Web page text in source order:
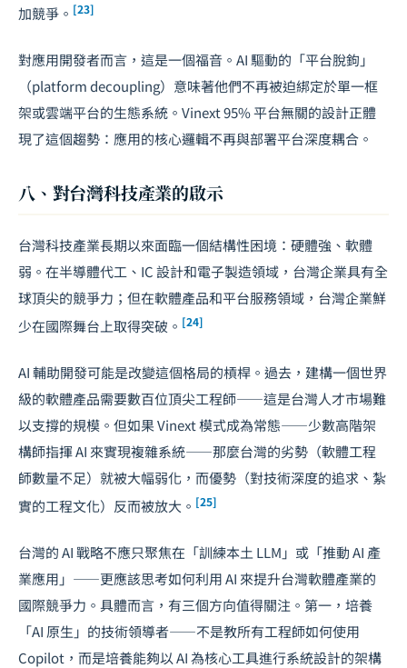
加競爭。 [23]
對應用開發者而言，這是一個福音。AI 驅動的「平台脫鉤」
（platform decoupling）意味著他們不再被迫綁定於單一框
架或雲端平台的生態系統。Vinext 95% 平台無關的設計正體
現了這個趨勢：應用的核心邏輯不再與部署平台深度耦合。
八、對台灣科技產業的啟示
台灣科技產業長期以來面臨一個結構性困境：硬體強、軟體
弱。在半導體代工、IC 設計和電子製造領域，台灣企業具有全
球頂尖的競爭力；但在軟體產品和平台服務領域，台灣企業鮮
少在國際舞台上取得突破。 [24]
AI 輔助開發可能是改變這個格局的槓桿。過去，建構一個世界
級的軟體產品需要數百位頂尖工程師——這是台灣人才市場難
以支撐的規模。但如果 Vinext 模式成為常態——少數高階架
構師指揮 AI 來實現複雜系統——那麼台灣的劣勢（軟體工程
師數量不足）就被大幅弱化，而優勢（對技術深度的追求、紮
實的工程文化）反而被放大。 [25]
台灣的 AI 戰略不應只聚焦在「訓練本土 LLM」或「推動 AI 產
業應用」——更應該思考如何利用 AI 來提升台灣軟體產業的
國際競爭力。具體而言，有三個方向值得關注。第一，培養
「AI 原生」的技術領導者——不是教所有工程師如何使用
Copilot，而是培養能夠以 AI 為核心工具進行系統設計的架構